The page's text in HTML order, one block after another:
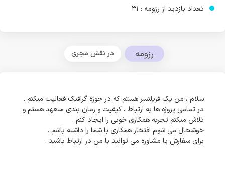
تعداد بازدید از رزومه : 31
رزومه در نقش مجری
سلام ، من یک فریلنسر هستم که در حوزه گرافیک فعالیت میکنم .
در تمامی پروژه ها به ارتباط ، کیفیت و زمان بندی متعهد هستم و
تلاش میکنم تجربه همکاری خوبی را ایجاد کنم .
خوشحال می شوم افتخار همکاری با شما را داشته باشم .
برای سفارش یا مشاوره می توانید با من در ارتباط باشید .